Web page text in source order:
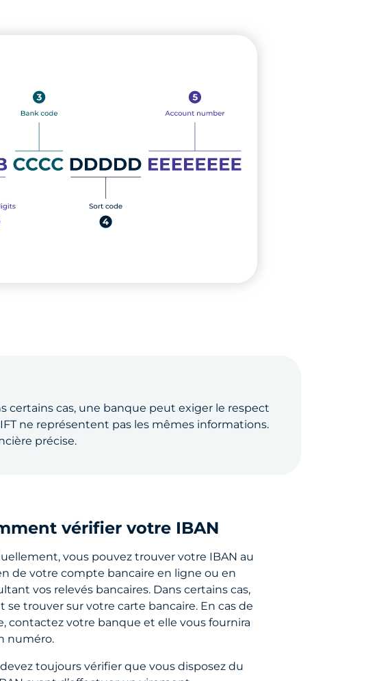
certains cas, une banque peut exiger le respect
ne représentent pas les mêmes informations.
précise.
vérifier votre IBAN
vous pouvez trouver votre IBAN au
de votre compte bancaire en ligne ou en
vos relevés bancaires. Dans certains cas,
se trouver sur votre carte bancaire. En cas de
contactez votre banque et elle vous fournira
numéro.
toujours vérifier que vous disposez du